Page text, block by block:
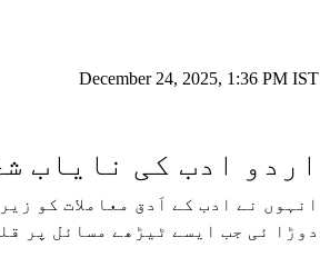
December 24, 2025, 1:36 PM IST
اردو ادب کی نایاب
انہوں نے ادب کے اَدق معاملات کو
دوڑا ئی جب ایسے ٹیڑھے مسائل پر